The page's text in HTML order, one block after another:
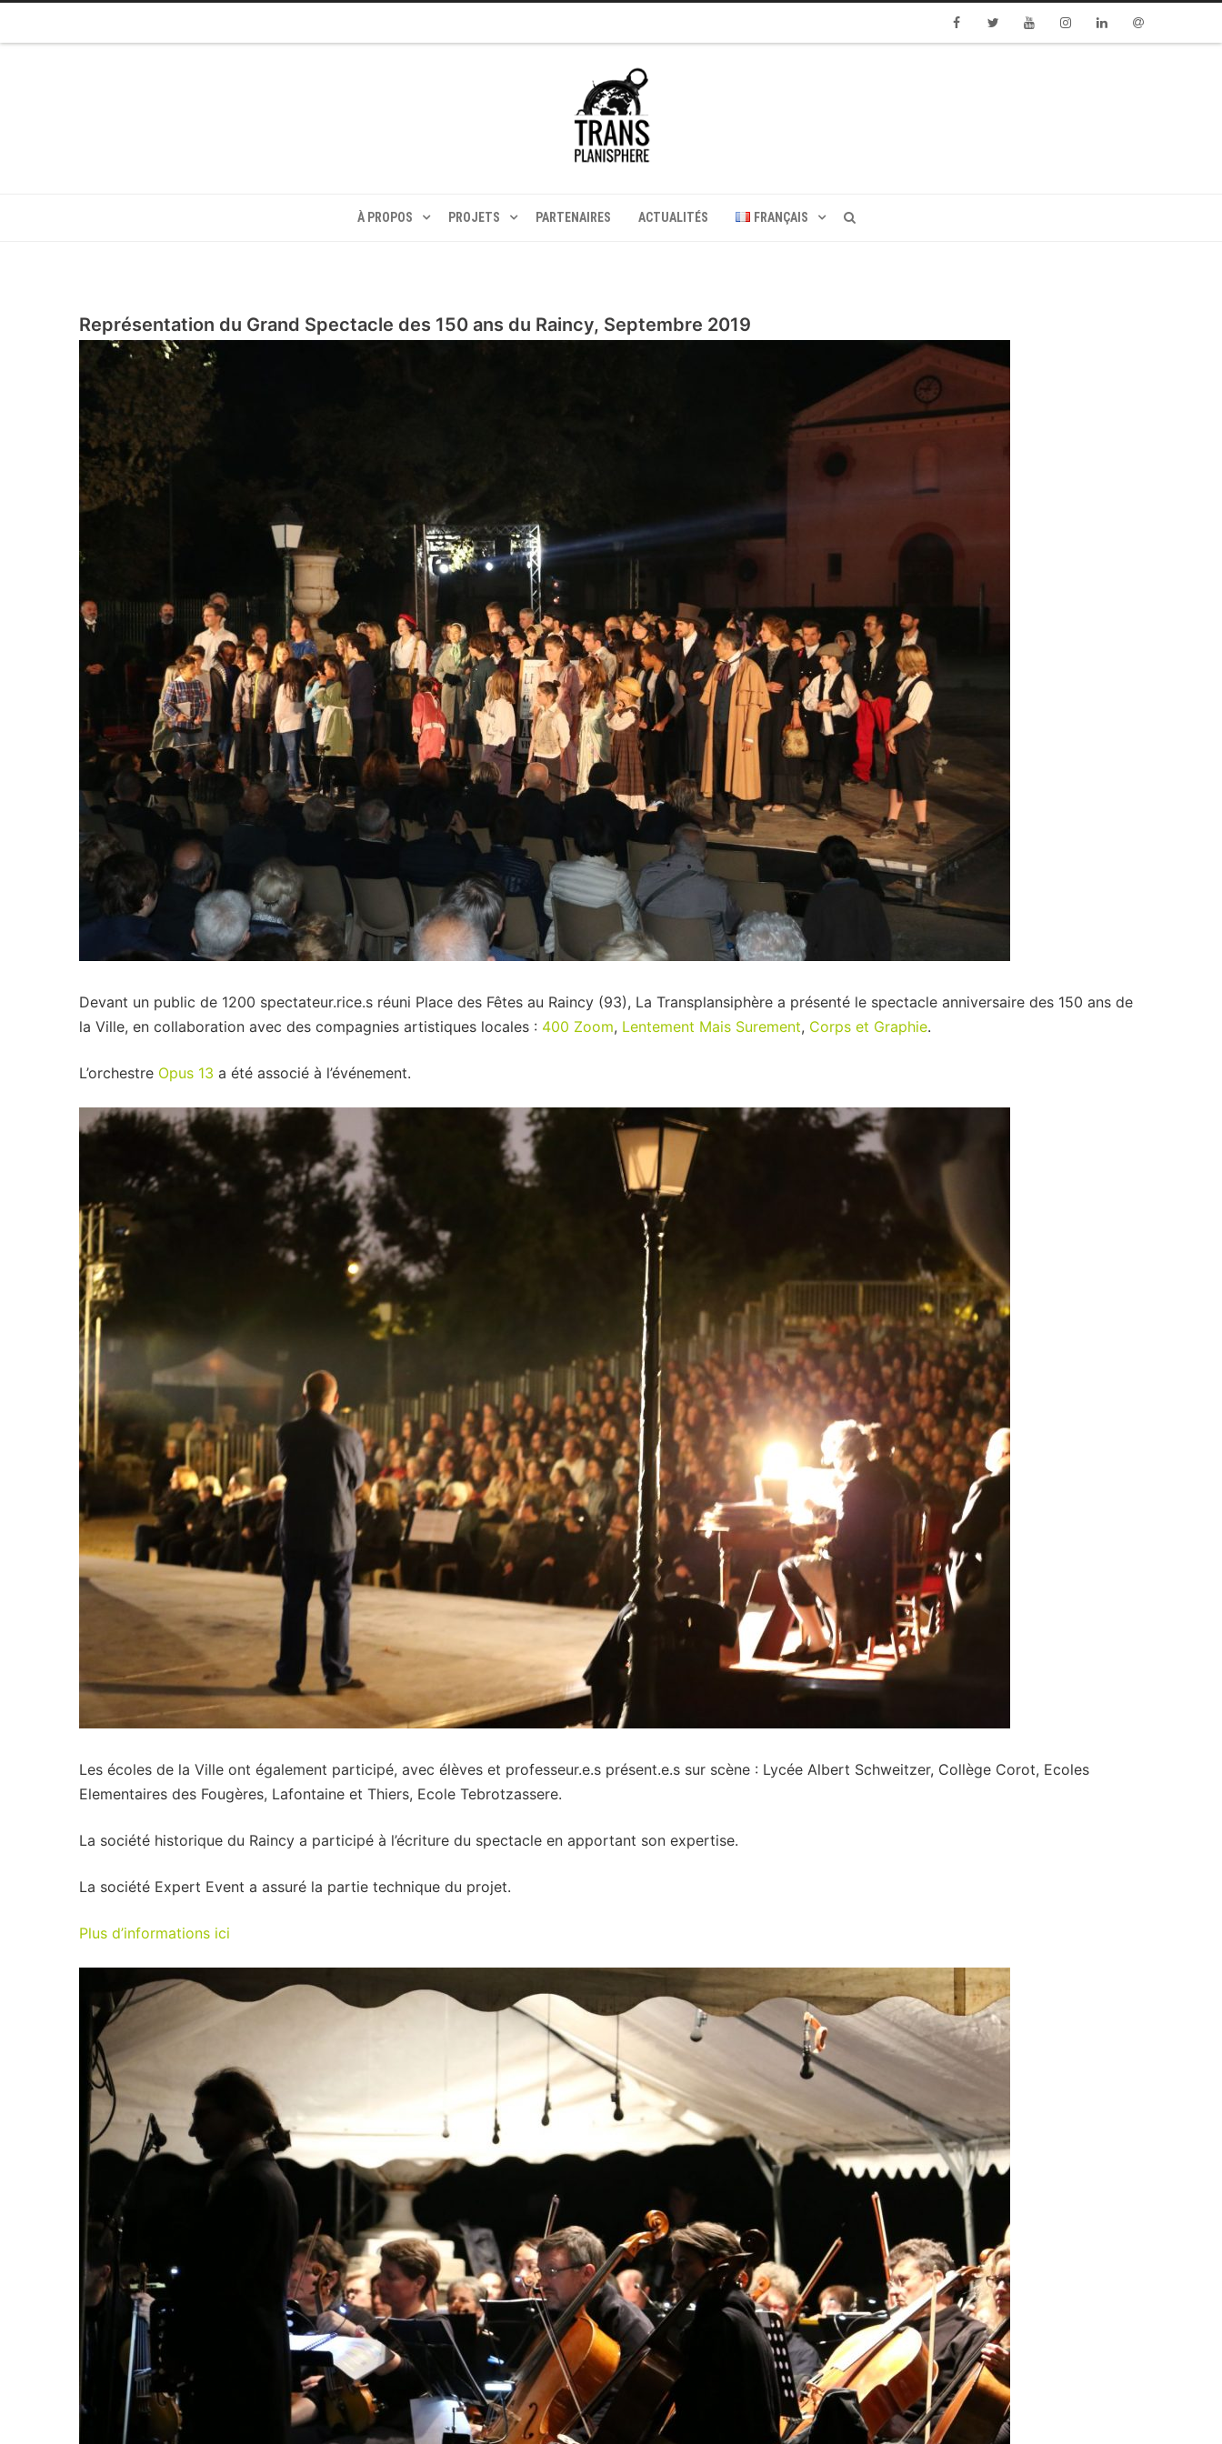
À PROPOS PROJETS PARTENAIRES ACTUALITÉS FRANÇAIS
Représentation du Grand Spectacle des 150 ans du Raincy, Septembre 2019
Devant un public de 1200 spectateur.rice.s réuni Place des Fêtes au Raincy (93), La Transplansiphère a présenté le spectacle anniversaire des 150 ans de
la Ville, en collaboration avec des compagnies artistiques locales : 400 Zoom, Lentement Mais Surement, Corps et Graphie.
L’orchestre Opus 13 a été associé à l’événement.
Les écoles de la Ville ont également participé, avec élèves et professeur.e.s présent.e.s sur scène : Lycée Albert Schweitzer, Collège Corot, Ecoles
Elementaires des Fougères, Lafontaine et Thiers, Ecole Tebrotzassere.
La société historique du Raincy a participé à l’écriture du spectacle en apportant son expertise.
La société Expert Event a assuré la partie technique du projet.
Plus d’informations ici